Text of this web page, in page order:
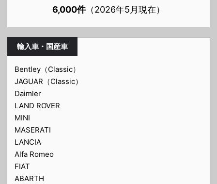
6,000件（2026年5月現在）
輸入車・国産車
Bentley（Classic）
JAGUAR（Classic）
Daimler
LAND ROVER
MINI
MASERATI
LANCIA
Alfa Romeo
FIAT
ABARTH